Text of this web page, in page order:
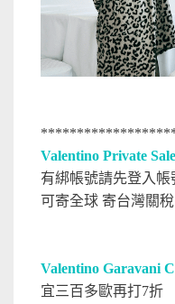
Valentino Private
有綁帳號請先登入帳
可寄全球 寄台灣關
Valentino Garavani
宜三百多歐再打7折